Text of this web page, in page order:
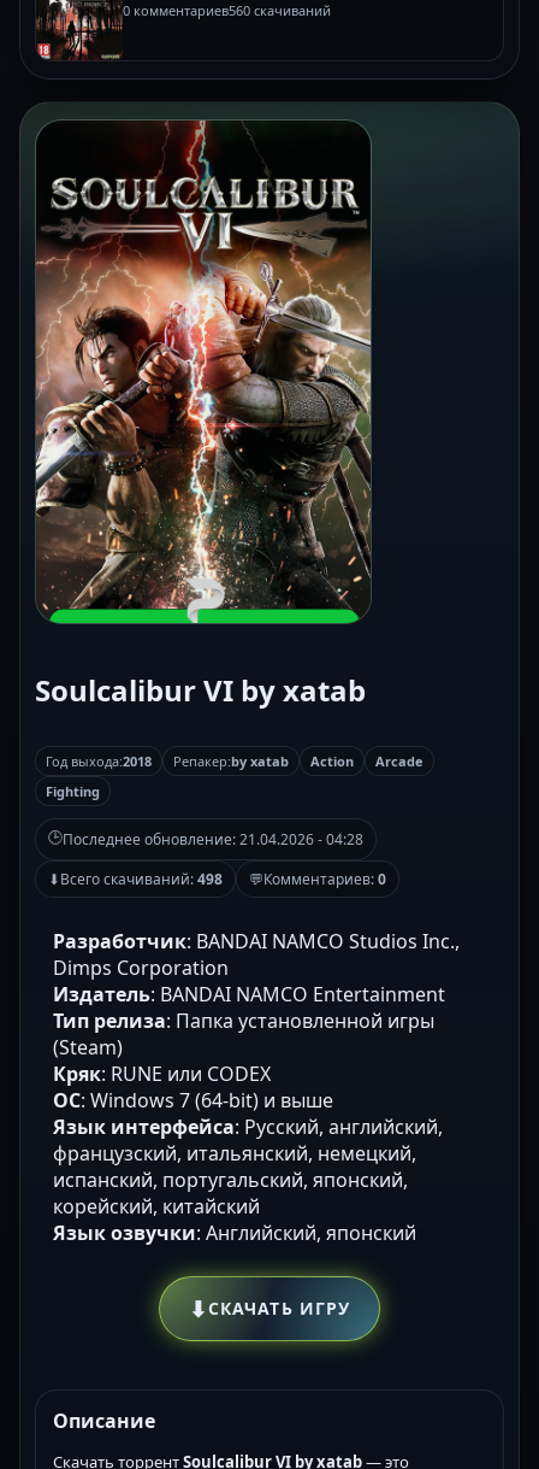
0 комментариев560 скачиваний
Soulcalibur VI by xatab
Год выхода:2018 Репакер:by xatab Action
Arcade
Fighting
🕒Последнее обновление:21.04.2026 - 04:28
⬇Всего скачиваний:498 💬Комментариев:0
Разработчик: BANDAI NAMCO Studios Inc.,
Dimps Corporation
Издатель: BANDAI NAMCO Entertainment
Тип релиза: Папка установленной игры
(Steam)
Кряк: RUNE или CODEX
ОС: Windows 7 (64-bit) и выше
Язык интерфейса: Русский, английский,
французский, итальянский, немецкий,
испанский, португальский, японский,
корейский, китайский
Язык озвучки: Английский, японский
⬇СКАЧАТЬ ИГРУ
Описание
Скачать торрентSoulcalibur VI by xatab— это